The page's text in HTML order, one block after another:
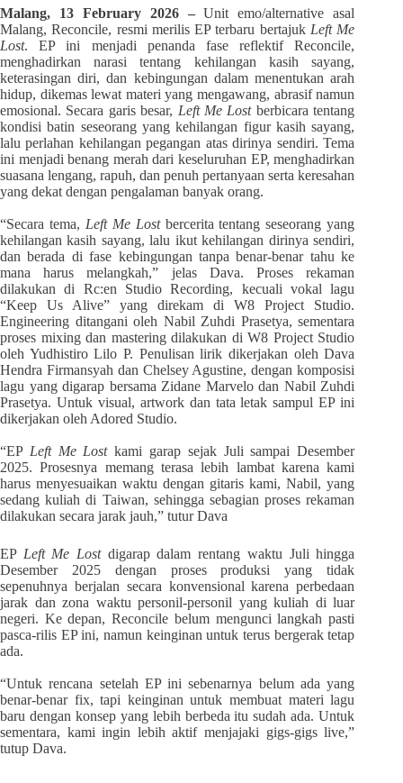
Malang, 13 February 2026 –Unit emo/alternative asal
Malang, Reconcile, resmi merilis EP terbaru bertajukLeft Me
Lost. EP ini menjadi penanda fase reflektif Reconcile,
menghadirkan narasi tentang kehilangan kasih sayang,
keterasingan diri, dan kebingungan dalam menentukan arah
hidup, dikemas lewat materi yang mengawang, abrasif namun
emosional. Secara garis besar, Left Me Lostberbicara tentang
kondisi batin seseorang yang kehilangan figur kasih sayang,
lalu perlahan kehilangan pegangan atas dirinya sendiri. Tema
ini menjadi benang merah dari keseluruhan EP, menghadirkan
suasana lengang, rapuh, dan penuh pertanyaan serta keresahan
yang dekat dengan pengalaman banyak orang.
“Secara tema, Left Me Lostbercerita tentang seseorang yang
kehilangan kasih sayang, lalu ikut kehilangan dirinya sendiri,
dan berada di fase kebingungan tanpa benar-benar tahu ke
mana harus melangkah,” jelas Dava.Proses rekaman
dilakukan di Rc:en Studio Recording, kecuali vokal lagu
“Keep Us Alive” yang direkam di W8 Project Studio.
Engineering ditangani oleh Nabil Zuhdi Prasetya, sementara
proses mixing dan mastering dilakukan di W8 Project Studio
oleh Yudhistiro Lilo P. Penulisan lirik dikerjakan oleh Dava
Hendra Firmansyah dan Chelsey Agustine, dengan komposisi
lagu yang digarap bersama Zidane Marvelo dan Nabil Zuhdi
Prasetya. Untuk visual, artwork dan tata letak sampul EP ini
dikerjakan oleh Adored Studio.
“EP Left Me Lostkami garap sejak Juli sampai Desember
2025. Prosesnya memang terasa lebih lambat karena kami
harus menyesuaikan waktu dengan gitaris kami, Nabil, yang
sedang kuliah di Taiwan, sehingga sebagian proses rekaman
dilakukan secara jarak jauh,” tutur Dava
EP Left Me Lostdigarap dalam rentang waktu Juli hingga
Desember 2025 dengan proses produksi yang tidak
sepenuhnya berjalan secara konvensional karena perbedaan
jarak dan zona waktu personil-personil yang kuliah di luar
negeri. Ke depan, Reconcile belum mengunci langkah pasti
pasca-rilis EP ini, namun keinginan untuk terus bergerak tetap
ada.
“Untuk rencana setelah EP ini sebenarnya belum ada yang
benar-benar fix, tapi keinginan untuk membuat materi lagu
baru dengan konsep yang lebih berbeda itu sudah ada. Untuk
sementara, kami ingin lebih aktif menjajaki gigs-gigs live,”
tutup Dava.